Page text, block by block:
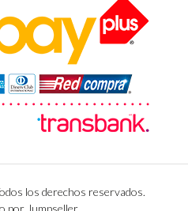
los derechos reservados.
por Jumpseller.